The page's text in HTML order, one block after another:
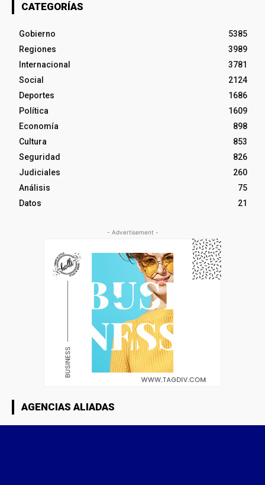
CATEGORÍAS
Gobierno
5385
Regiones
3989
Internacional
3781
Social
2124
Deportes
1686
Política
1609
Economía
898
Cultura
853
Seguridad
826
Judiciales
260
Análisis
75
Datos
21
- Advertisement -
AGENCIAS ALIADAS